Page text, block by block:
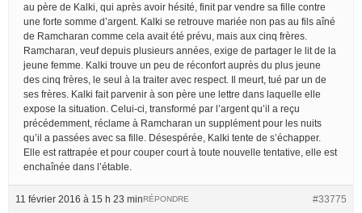
au père de Kalki, qui après avoir hésité, finit par vendre sa fille contre
une forte somme d’argent. Kalki se retrouve mariée non pas au fils aîné
de Ramcharan comme cela avait été prévu, mais aux cinq frères.
Ramcharan, veuf depuis plusieurs années, exige de partager le lit de la
jeune femme. Kalki trouve un peu de réconfort auprès du plus jeune
des cinq frères, le seul à la traiter avec respect. Il meurt, tué par un de
ses frères. Kalki fait parvenir à son père une lettre dans laquelle elle
expose la situation. Celui-ci, transformé par l’argent qu’il a reçu
précédemment, réclame à Ramcharan un supplément pour les nuits
qu’il a passées avec sa fille. Désespérée, Kalki tente de s’échapper.
Elle est rattrapée et pour couper court à toute nouvelle tentative, elle est
enchaînée dans l’étable.
11 février 2016 à 15 h 23 min #33775
RÉPONDRE